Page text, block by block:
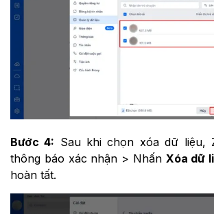
Bước 4: Sau khi chọn xóa dữ liệu,
thông báo xác nhận > Nhấn Xóa dữ
hoàn tất.